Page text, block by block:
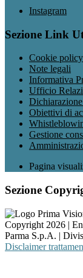
Instagram
Sezione Link
Cookie policy
Note legali
Informativa
Ufficio
Obiettivi di
Gestione
Pagina
Sezione
Copyright 2026 |
Parma S.p.A. |
Disclaimer